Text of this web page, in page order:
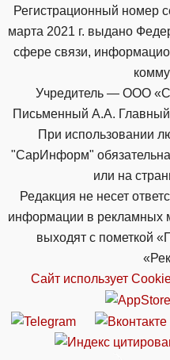
Регистрационный номер
марта 2021 г. выдано
сфере связи,
Учредитель — ООО
Письменный А.А.
При использовании
"СарИнформ"
или на
Редакция не несет
информации в рекламных
выходят с пометкой
Сайт использует